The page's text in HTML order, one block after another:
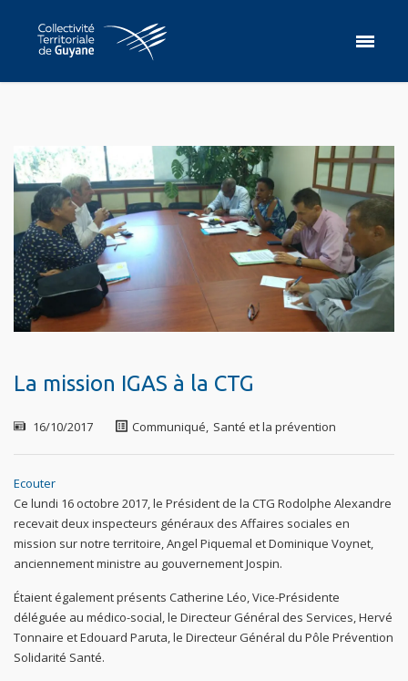
La mission IGAS à la CTG
16/10/2017 Communiqué, Santé et la prévention
Ecouter
Ce lundi 16 octobre 2017, le Président de la CTG Rodolphe Alexandre
recevait deux inspecteurs généraux des Affaires sociales en
mission sur notre territoire, Angel Piquemal et Dominique Voynet,
anciennement ministre au gouvernement Jospin.
Étaient également présents Catherine Léo, Vice-Présidente
déléguée au médico-social, le Directeur Général des Services, Hervé
Tonnaire et Edouard Paruta, le Directeur Général du Pôle Prévention
Solidarité Santé.